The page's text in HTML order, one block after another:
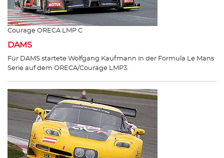
Courage ORECA LMP C
DAMS
Für DAMS startete Wolfgang Kaufmann in der Formula Le Mans
Serie auf dem ORECA/Courage LMP3.